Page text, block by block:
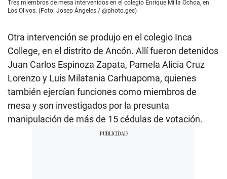
Tres miembros de mesa intervenidos en el colegio Enrique Milla Ochoa, en
Los Olivos. (Foto: Josep Ángeles / @photo.gec)
Otra intervención se produjo en el colegio Inca
College, en el distrito de Ancón. Allí fueron detenidos
Juan Carlos Espinoza Zapata, Pamela Alicia Cruz
Lorenzo y Luis Milatania Carhuapoma, quienes
también ejercían funciones como miembros de
mesa y son investigados por la presunta
manipulación de más de 15 cédulas de votación.